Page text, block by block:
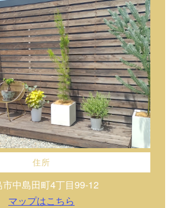
住所
市中島田町4丁目99-12
マップはこちら